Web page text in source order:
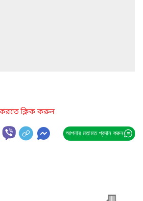
ক্লিক করুন
আপনার মতামত প্রদান করুন